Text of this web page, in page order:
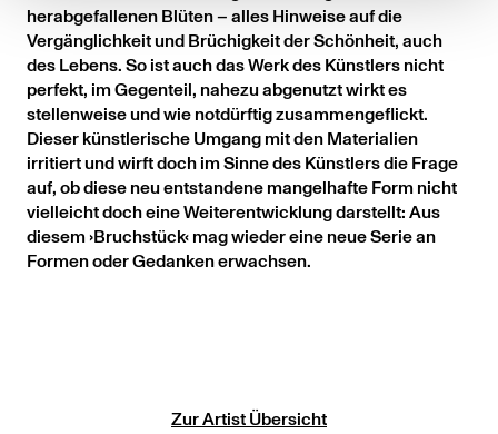
herabgefallenen Blüten – alles Hinweise auf die
Vergänglichkeit und Brüchigkeit der Schönheit, auch
des Lebens. So ist auch das Werk des Künstlers nicht
perfekt, im Gegenteil, nahezu abgenutzt wirkt es
stellenweise und wie notdürftig zusammengeflickt.
Dieser künstlerische Umgang mit den Materialien
irritiert und wirft doch im Sinne des Künstlers die Frage
auf, ob diese neu entstandene mangelhafte Form nicht
vielleicht doch eine Weiterentwicklung darstellt: Aus
diesem ›Bruchstück‹ mag wieder eine neue Serie an
Formen oder Gedanken erwachsen.
Zur Artist Übersicht